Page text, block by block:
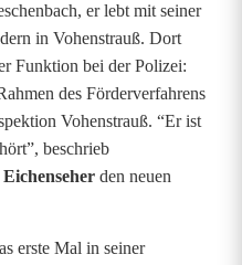
er lebt mit seiner
in Vohenstrauß. Dort
Funktion bei der Polizei:
des Förderverfahrens
Vohenstrauß. “Er ist
beschrieb
den neuen
erste Mal in seiner